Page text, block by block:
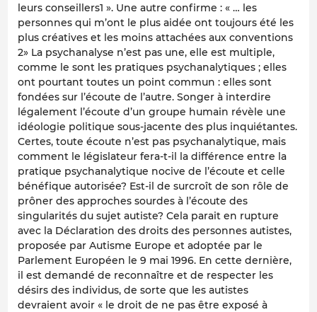
leurs conseillers1 ». Une autre confirme : « … les
personnes qui m’ont le plus aidée ont toujours été les
plus créatives et les moins attachées aux conventions
2» La psychanalyse n’est pas une, elle est multiple,
comme le sont les pratiques psychanalytiques ; elles
ont pourtant toutes un point commun : elles sont
fondées sur l’écoute de l’autre. Songer à interdire
légalement l’écoute d’un groupe humain révèle une
idéologie politique sous-jacente des plus inquiétantes.
Certes, toute écoute n’est pas psychanalytique, mais
comment le législateur fera-t-il la différence entre la
pratique psychanalytique nocive de l’écoute et celle
bénéfique autorisée? Est-il de surcroît de son rôle de
prôner des approches sourdes à l’écoute des
singularités du sujet autiste? Cela parait en rupture
avec la Déclaration des droits des personnes autistes,
proposée par Autisme Europe et adoptée par le
Parlement Européen le 9 mai 1996. En cette dernière,
il est demandé de reconnaître et de respecter les
désirs des individus, de sorte que les autistes
devraient avoir « le droit de ne pas être exposé à